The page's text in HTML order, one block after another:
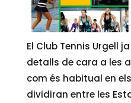
El Club Tennis Urgell
detalls de cara a les
com és habitual en
dividiran entre les